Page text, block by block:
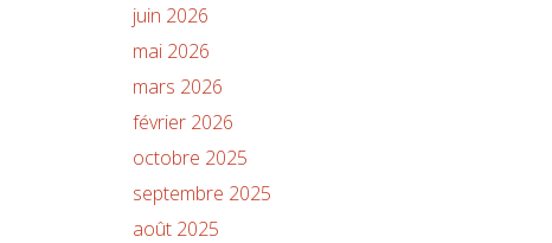
juin 2026
mai 2026
mars 2026
février 2026
octobre 2025
septembre 2025
août 2025